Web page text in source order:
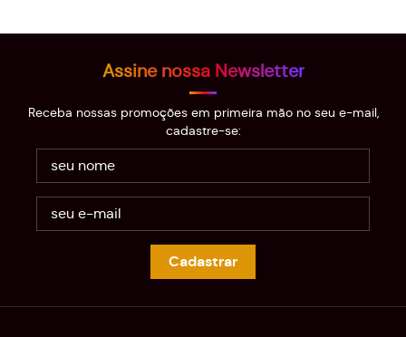
Assine nossa Newsletter
Receba nossas promoções em primeira mão no seu e-mail,
cadastre-se:
Cadastrar